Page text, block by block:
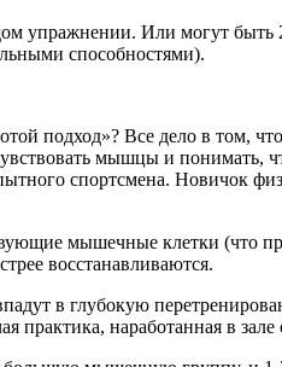
упражнении. Или могут
способностями).
подход»? Все дело в том,
мышцы и понимать,
спортсмена.
мышечные клетки (что
восстанавливаются.
в глубокую
практика, наработанная в